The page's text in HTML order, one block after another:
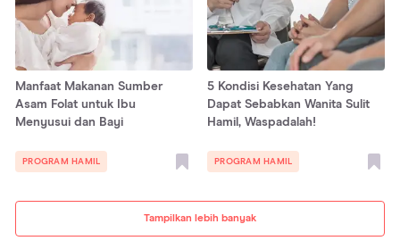
Tampilkan lebih banyak
Manfaat Makanan Sumber
Asam Folat untuk Ibu
Menyusui dan Bayi
PROGRAM HAMIL
5 Kondisi Kesehatan Yang
Dapat Sebabkan Wanita Sulit
Hamil, Waspadalah!
PROGRAM HAMIL